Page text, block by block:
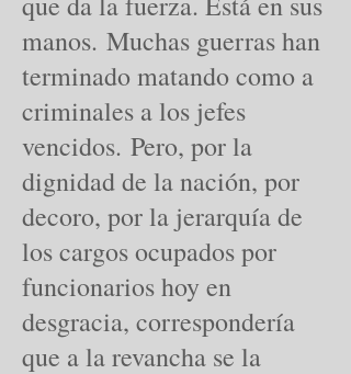
manos. Muchas guerras han
terminado matando como a
criminales a los jefes
vencidos. Pero, por la
dignidad de la nación, por
decoro, por la jerarquía de
los cargos ocupados por
funcionarios hoy en
desgracia, correspondería
que a la revancha se la